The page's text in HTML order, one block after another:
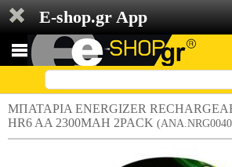
E-shop.gr App
ΜΠΑΤΑΡΙΑ ENERGIZER
HR6 AA 2300MAH 2PACK